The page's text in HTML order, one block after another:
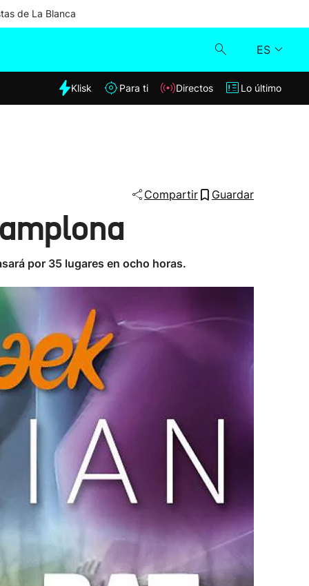
de La Blanca
ES
Klisk
Klisk Para ti Directos Lo último
Compartir Guardar
por 35 lugares en ocho horas.